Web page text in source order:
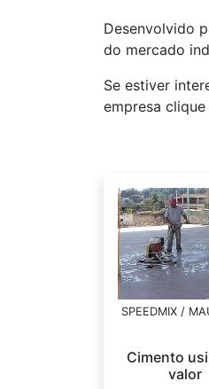
Desenvolvido
do mercado
Se estiver
empresa
SPEEDMIX /
Cimento
valor